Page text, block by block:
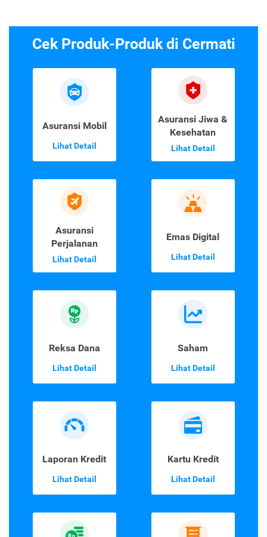
Cek Produk-Produk di Cermati
Asuransi Mobil
Lihat Detail
Asuransi Jiwa &
Kesehatan
Lihat Detail
Asuransi
Perjalanan
Lihat Detail
Emas Digital
Lihat Detail
Reksa Dana
Lihat Detail
Saham
Lihat Detail
Laporan Kredit
Lihat Detail
Kartu Kredit
Lihat Detail